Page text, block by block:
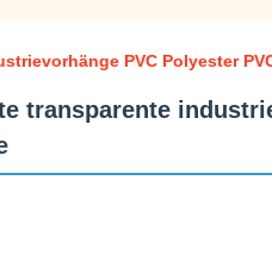
PVC Polyester
transparente